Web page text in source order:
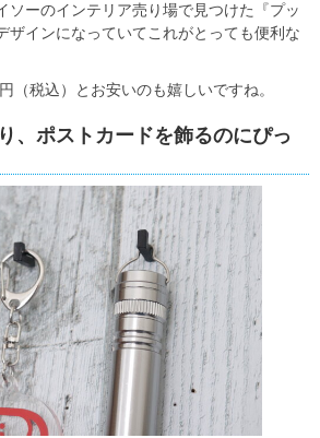
ソーのインテリア売り場で見つけた『プッ
ザインになっていてこれがとっても便利な
（税込）とお安いのも嬉しいですね。
、ポストカードを飾るのにぴっ